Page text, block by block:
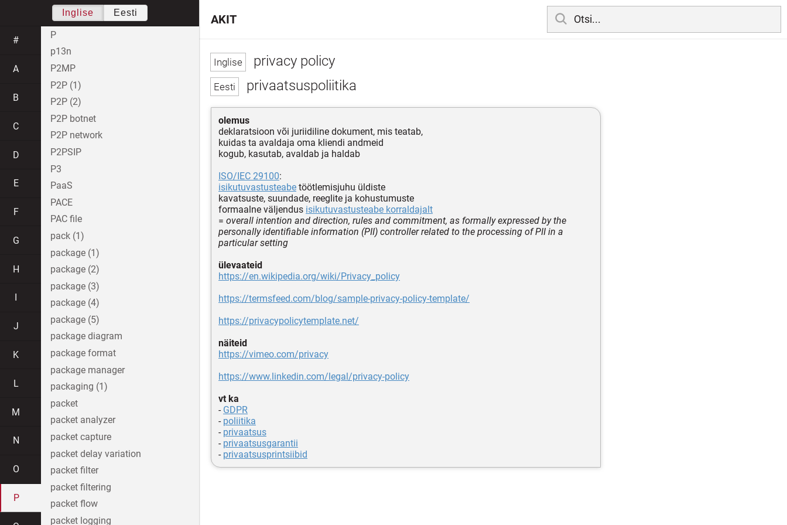
privacy policy
privaatsuspoliitika
olemus
deklaratsioon või juriidiline dokument, mis teatab,
kuidas ta avaldaja oma kliendi andmeid
kogub, kasutab, avaldab ja haldab
ISO/IEC 29100:
isikutuvastusteabe töötlemisjuhu üldiste
kavatsuste, suundade, reeglite ja kohustumuste
formaalne väljendus isikutuvastusteabe korraldajalt
= overall intention and direction, rules and commitment, as formally expressed by the
personally identifiable information (PII) controller related to the processing of PII in a
particular setting
ülevaateid
https://en.wikipedia.org/wiki/Privacy_policy
https://termsfeed.com/blog/sample-privacy-policy-template/
https://privacypolicytemplate.net/
näiteid
https://vimeo.com/privacy
https://www.linkedin.com/legal/privacy-policy
vt ka
- GDPR
- poliitika
- privaatsus
- privaatsusgarantii
- privaatsusprintsiibid
AKIT
Inglise Eesti
#
A
B
C
D
E
F
G
H
J
K
L
M
N
O
P
P
p13n
P2MP
P2P (1)
P2P (2)
P2P botnet
P2P network
P2PSIP
P3
PaaS
PACE
PAC file
pack (1)
package (1)
package (2)
package (3)
package (4)
package (5)
package diagram
package format
package manager
packaging (1)
packet
packet analyzer
packet capture
packet delay variation
packet filter
packet filtering
packet flow
packet logging